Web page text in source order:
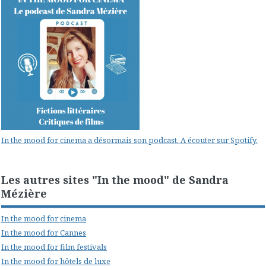
In the mood for cinema a désormais son podcast. A écouter sur Spotify.
Les autres sites "In the mood" de Sandra
Mézière
In the mood for cinema
In the mood for Cannes
In the mood for film festivals
In the mood for hôtels de luxe